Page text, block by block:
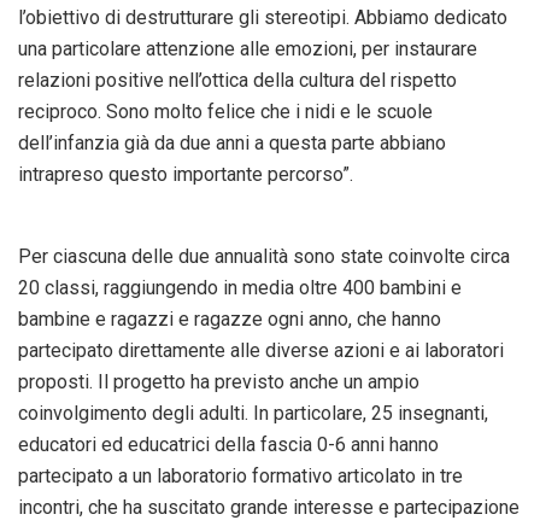
l’obiettivo di destrutturare gli stereotipi. Abbiamo dedicato
una particolare attenzione alle emozioni, per instaurare
relazioni positive nell’ottica della cultura del rispetto
reciproco. Sono molto felice che i nidi e le scuole
dell’infanzia già da due anni a questa parte abbiano
intrapreso questo importante percorso”.
Per ciascuna delle due annualità sono state coinvolte circa
20 classi, raggiungendo in media oltre 400 bambini e
bambine e ragazzi e ragazze ogni anno, che hanno
partecipato direttamente alle diverse azioni e ai laboratori
proposti. Il progetto ha previsto anche un ampio
coinvolgimento degli adulti. In particolare, 25 insegnanti,
educatori ed educatrici della fascia 0-6 anni hanno
partecipato a un laboratorio formativo articolato in tre
incontri, che ha suscitato grande interesse e partecipazione